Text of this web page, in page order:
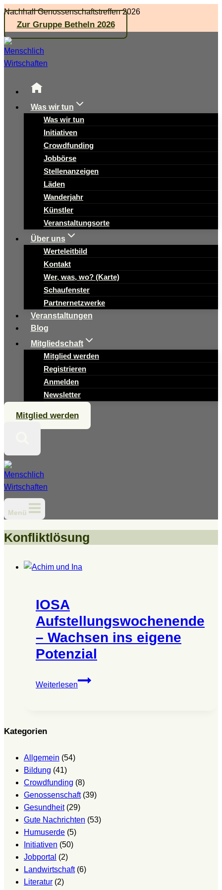
Zum
Inhalt
springen
Nachhall Genossenschaftstreffen 2026
Zur Gruppe Betheln 2026
Was wir tun
Was wir tun
Initiativen
Crowdfunding
Jobbörse
Stellenanzeigen
Läden
Wanderjahr
Künstler
Veranstaltungsorte
Über uns
Werteleitbild
Kontakt
Wer, was, wo? (Karte)
Schaufenster
Partnernetzwerke
Veranstaltungen
Blog
Mitgliedschaft
Mitglied werden
Registrieren
Anmelden
Newsletter
Mitglied werden
Menü
Konfliktlösung
IOSA
Aufstellungswochenende
– Wachsen ins eigene
Potenzial
Weiterlesen
IOSA
Kategorien
Allgemein (54)
Bildung (41)
Crowdfunding (8)
Genossenschaft(39)
Gesundheit(29)
Gute Nachrichten (53)
Humuserde (5)
Initiativen (50)
Jobportal (2)
Landwirtschaft(6)
Literatur (2)